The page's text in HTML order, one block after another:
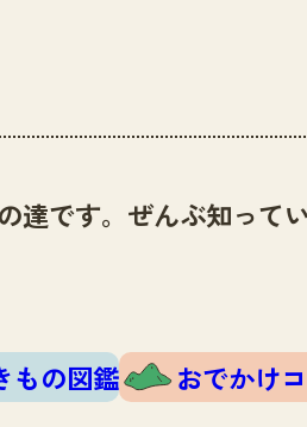
達です。ぜんぶ知って
もの図鑑 おでかけ